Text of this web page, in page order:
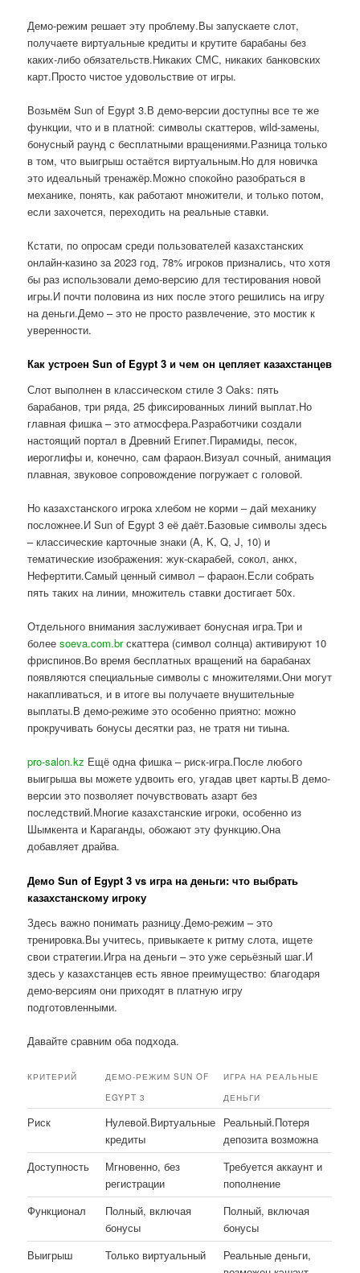
Демо-режим решает эту проблему.Вы запускаете слот,
получаете виртуальные кредиты и крутите барабаны без
каких-либо обязательств.Никаких СМС, никаких банковских
карт.Просто чистое удовольствие от игры.
Возьмём Sun of Egypt 3.В демо-версии доступны все те же
функции, что и в платной: символы скаттеров, wild-замены,
бонусный раунд с бесплатными вращениями.Разница только
в том, что выигрыш остаётся виртуальным.Но для новичка
это идеальный тренажёр.Можно спокойно разобраться в
механике, понять, как работают множители, и только потом,
если захочется, переходить на реальные ставки.
Кстати, по опросам среди пользователей казахстанских
онлайн-казино за 2023 год, 78% игроков признались, что хотя
бы раз использовали демо-версию для тестирования новой
игры.И почти половина из них после этого решились на игру
на деньги.Демо – это не просто развлечение, это мостик к
уверенности.
Как устроен Sun of Egypt 3 и чем он цепляет казахстанцев
Слот выполнен в классическом стиле 3 Oaks: пять
барабанов, три ряда, 25 фиксированных линий выплат.Но
главная фишка – это атмосфера.Разработчики создали
настоящий портал в Древний Египет.Пирамиды, песок,
иероглифы и, конечно, сам фараон.Визуал сочный, анимация
плавная, звуковое сопровождение погружает с головой.
Но казахстанского игрока хлебом не корми – дай механику
посложнее.И Sun of Egypt 3 её даёт.Базовые символы здесь
– классические карточные знаки (A, K, Q, J, 10) и
тематические изображения: жук-скарабей, сокол, анкх,
Нефертити.Самый ценный символ – фараон.Если собрать
пять таких на линии, множитель ставки достигает 50x.
Отдельного внимания заслуживает бонусная игра.Три и
болееsoeva.com.brскаттера (символ солнца) активируют 10
фриспинов.Во время бесплатных вращений на барабанах
появляются специальные символы с множителями.Они могут
накапливаться, и в итоге вы получаете внушительные
выплаты.В демо-режиме это особенно приятно: можно
прокручивать бонусы десятки раз, не тратя ни тиына.
pro-salon.kz Ещё одна фишка – риск-игра.После любого
выигрыша вы можете удвоить его, угадав цвет карты.В демо-
версии это позволяет почувствовать азарт без
последствий.Многие казахстанские игроки, особенно из
Шымкента и Караганды, обожают эту функцию.Она
добавляет драйва.
Демо Sun of Egypt 3 vs игра на деньги: что выбрать
казахстанскому игроку
Здесь важно понимать разницу.Демо-режим – это
тренировка.Вы учитесь, привыкаете к ритму слота, ищете
свои стратегии.Игра на деньги – это уже серьёзный шаг.И
здесь у казахстанцев есть явное преимущество: благодаря
демо-версиям они приходят в платную игру
подготовленными.
Давайте сравним оба подхода.
КРИТЕРИЙ
ДЕМО-РЕЖИМ SUN OF
EGYPT 3
ИГРА НА РЕАЛЬНЫЕ
ДЕНЬГИ
Риск
Нулевой.Виртуальные
кредиты
Реальный.Потеря
депозита возможна
Доступность
Мгновенно, без
регистрации
Требуется аккаунт и
пополнение
Функционал
Полный, включая
бонусы
Полный, включая
бонусы
Выигрыш
Только виртуальный
Реальные деньги,